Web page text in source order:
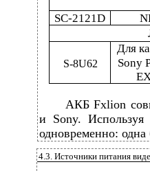
SC-2121D
Для
S-8U62 Sony
АКБ Fxlion
и Sony. Используя
одновременно: одна
4.3. Источники питания